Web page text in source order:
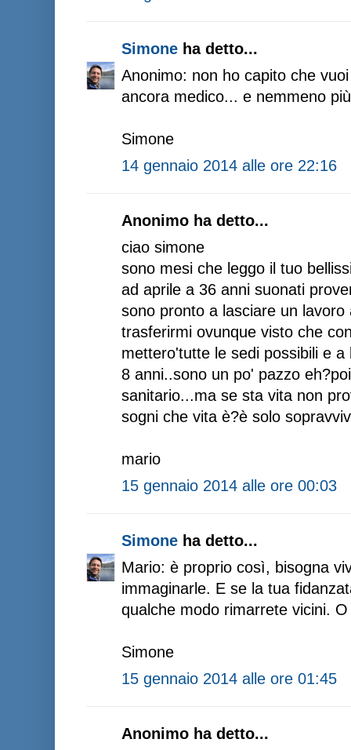
Simone ha detto...
Anonimo: non ho capito che
ancora medico... e nemmeno
Simone
14 gennaio 2014 alle ore 22:16
Anonimo ha detto...
ciao simone
sono mesi che leggo il tuo
ad aprile a 36 anni suonati
sono pronto a lasciare un
trasferirmi ovunque visto che
mettero'tutte le sedi possibili e
8 anni..sono un po' pazzo
sanitario...ma se sta vita non
sogni che vita è?è solo
mario
15 gennaio 2014 alle ore 00:03
Simone ha detto...
Mario: è proprio così, bisogna
immaginarle. E se la tua
qualche modo rimarrete vicini.
Simone
15 gennaio 2014 alle ore 01:45
Anonimo ha detto...